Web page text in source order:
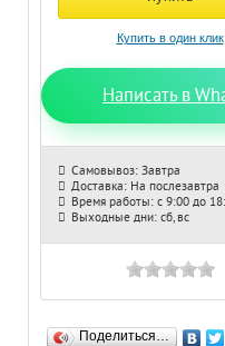
Написать в
Самовывоз: Завтра
Доставка: На послезавтра
Время работы: с 9:00 до
Выходные дни: сб, вс
Поделиться…